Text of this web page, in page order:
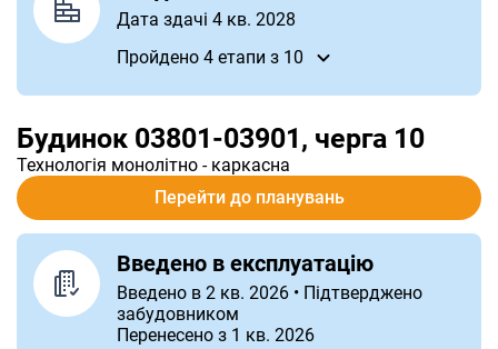
Дата здачі 4 кв. 2028
Пройдено 4 етапи з 10
Будинок 03801-03901, черга 10
Технологія монолітно - каркасна
Перейти до планувань
Введено в експлуатацію
Введено в 2 кв. 2026 • Підтверджено
забудовником
Перенесено з 1 кв. 2026